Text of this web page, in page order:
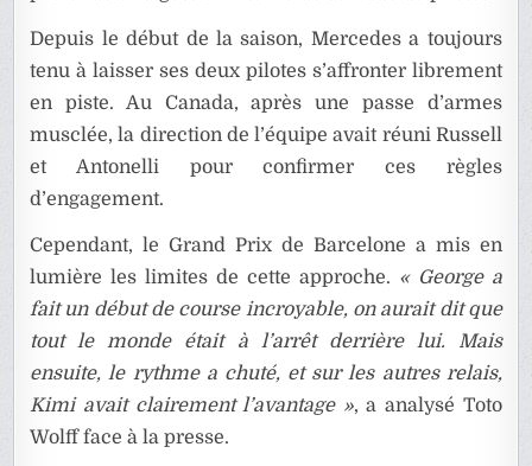
Depuis le début de la saison, Mercedes a toujours
tenu à laisser ses deux pilotes s’affronter librement
en piste. Au Canada, après une passe d’armes
musclée, la direction de l’équipe avait réuni Russell
et Antonelli pour confirmer ces règles
d’engagement.
Cependant, le Grand Prix de Barcelone a mis en
lumière les limites de cette approche. « George a
fait un début de course incroyable, on aurait dit que
tout le monde était à l’arrêt derrière lui. Mais
ensuite, le rythme a chuté, et sur les autres relais,
Kimi avait clairement l’avantage », a analysé Toto
Wolff face à la presse.